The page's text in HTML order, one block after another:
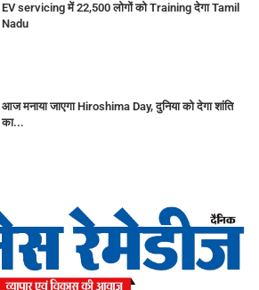
EV servicing में 22,500 लोगों को Training देगा Tamil
Nadu
आज मनाया जाएगा Hiroshima Day, दुनिया को देगा शांति
का...